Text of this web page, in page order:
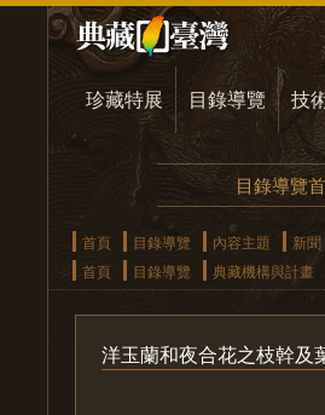
珍藏特展 目錄導覽 技
目錄導覽
首頁 目錄導覽 內容主題 新聞
首頁
目錄導覽 典藏機構與計畫
洋玉蘭和夜合花之枝幹及